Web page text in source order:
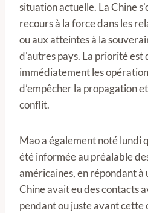
situation actuelle. La Chine
recours à la force dans les
ou aux atteintes à la
d'autres pays. La priorité est
immédiatement les
d’empêcher la propagation
conflit.
Mao a également noté lundi
été informée au préalable
américaines, en répondant à
Chine avait eu des contacts
pendant ou juste avant